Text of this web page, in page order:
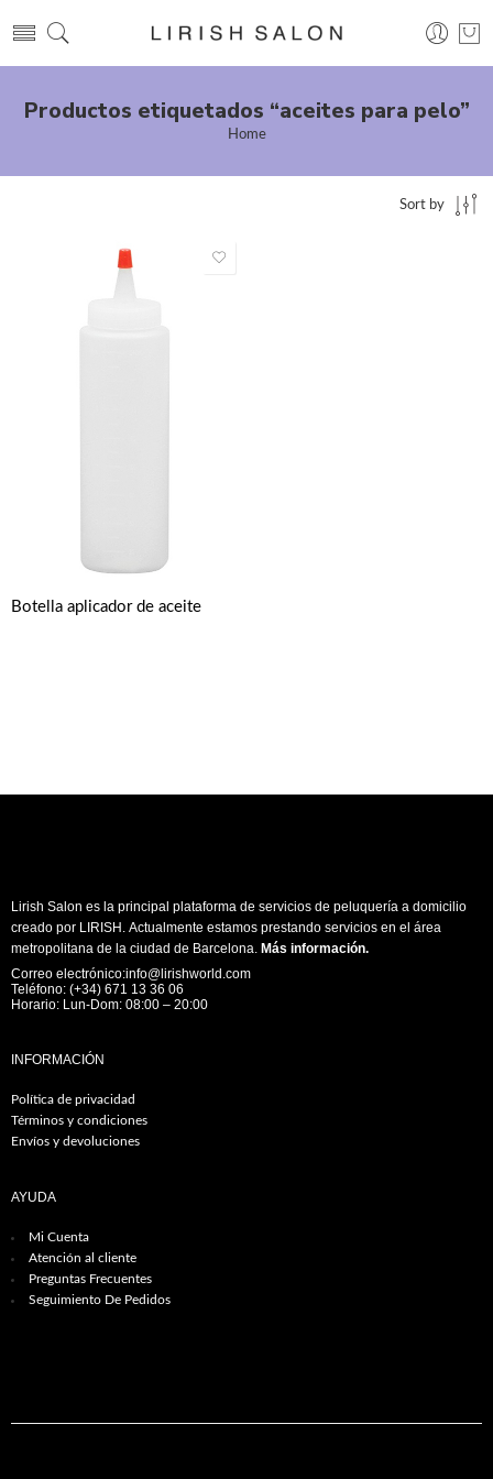
Productos etiquetados “aceites para pelo”
Home
Sort by
Botella aplicador de aceite
Lirish Salon es la principal plataforma de servicios de peluquería a domicilio
creado por LIRISH. Actualmente estamos prestando servicios en el área
metropolitana de la ciudad de Barcelona. Más información.
Correo electrónico:info@lirishworld.com
Teléfono: (+34) 671 13 36 06
Horario: Lun-Dom: 08:00 – 20:00
INFORMACIÓN
Política de privacidad
Términos y condiciones
Envíos y devoluciones
AYUDA
Mi Cuenta
Atención al cliente
Preguntas Frecuentes
Seguimiento De Pedidos